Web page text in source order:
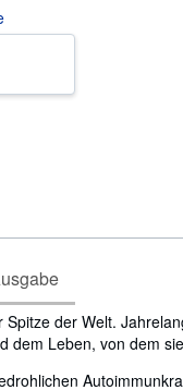
der Welt.
dem Leben, von dem